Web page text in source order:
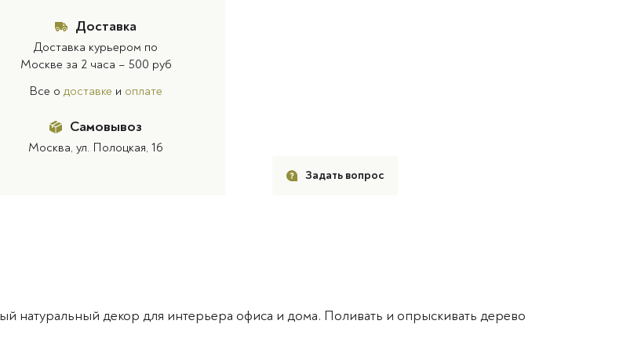
Доставка
Доставка курьером по
Москве за 2 часа – 500 руб
Все о доставке и оплате
Самовывоз
Москва, ул. Полоцкая, 16
Задать вопрос
натуральный декор для интерьера офиса и дома. Поливать и опрыскивать дерево